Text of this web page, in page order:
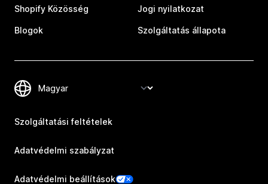
Shopify Közösség
Blogok
Jogi nyilatkozat
Szolgáltatás állapota
Szolgáltatási feltételek
Adatvédelmi szabályzat
Adatvédelmi beállítások